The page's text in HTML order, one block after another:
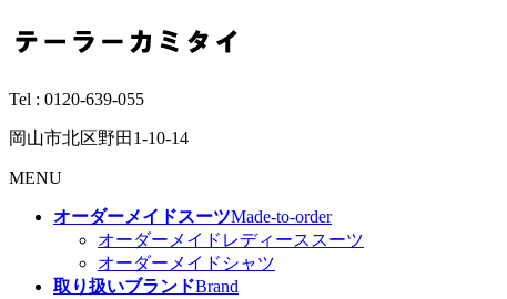
Tel : 0120-639-055
岡山市北区野田1-10-14
MENU
オーダーメイドスーツMade-to-order
オーダーメイドレディーススーツ
オーダーメイドシャツ
取り扱いブランドBrand